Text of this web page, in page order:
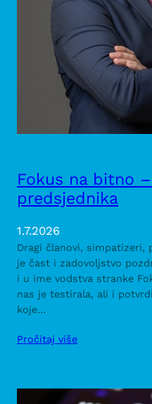
Fokus na bitno
predsjednika
1.7.2026
Dragi članovi, simpatizeri,
je čast i zadovoljstvo
i u ime vodstva stranke
nas je testirala, ali i
koje…
Pročitaj više